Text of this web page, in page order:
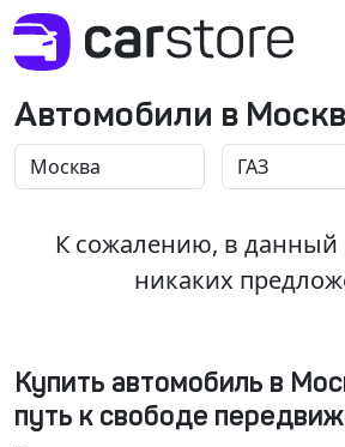
Автомобили в
К сожалению, в данный
никаких
Купить автомобиль в
путь к свободе